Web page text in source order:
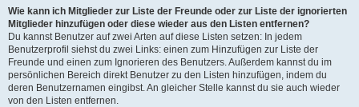
Wie kann ich Mitglieder zur Liste der Freunde oder zur Liste der ignorierten
Mitglieder hinzufügen oder diese wieder aus den Listen entfernen?
Du kannst Benutzer auf zwei Arten auf diese Listen setzen: In jedem
Benutzerprofil siehst du zwei Links: einen zum Hinzufügen zur Liste der
Freunde und einen zum Ignorieren des Benutzers. Außerdem kannst du im
persönlichen Bereich direkt Benutzer zu den Listen hinzufügen, indem du
deren Benutzernamen eingibst. An gleicher Stelle kannst du sie auch wieder
von den Listen entfernen.